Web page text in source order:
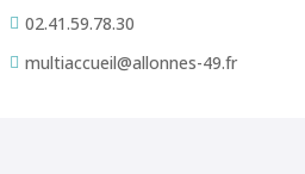
 02.41.59.78.30
 multiaccueil@allonnes-49.fr